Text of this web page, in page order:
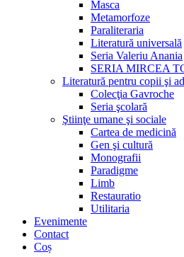
Masca
Metamorfoze
Paraliteraria
Literatură universală
Seria Valeriu Anania
SERIA MIRCEA
Literatură pentru copii şi
Colecţia Gavroche
Seria şcolară
Ştiinţe umane şi sociale
Cartea de medicină
Gen şi cultură
Monografii
Paradigme
Limb
Restauratio
Utilitaria
Evenimente
Contact
Coș